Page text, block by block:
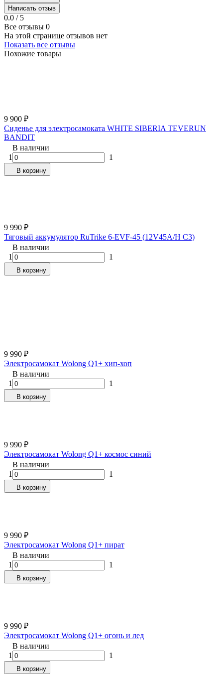
Написать отзыв
0.0 / 5
Все отзывы 0
На этой странице отзывов нет
Показать все отзывы
Похожие товары
9 900 ₽
Сиденье для электросамоката WHITE SIBERIA TEVERUN
BANDIT
В наличии
1
1
В корзину
9 990 ₽
Тяговый аккумулятор RuTrike 6-EVF-45 (12V45A/H C3)
В наличии
1
1
В корзину
9 990 ₽
Электросамокат Wolong Q1+ хип-хоп
В наличии
1
1
В корзину
9 990 ₽
Электросамокат Wolong Q1+ космос синий
В наличии
1
1
В корзину
9 990 ₽
Электросамокат Wolong Q1+ пират
В наличии
1
1
В корзину
9 990 ₽
Электросамокат Wolong Q1+ огонь и лед
В наличии
1
1
В корзину